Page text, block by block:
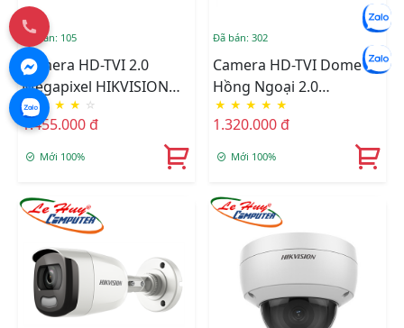
Đã bán: 105
Camera HD-TVI 2.0
Megapixel HIKVISION
DS-2CE12DFT-F
★ ★ ★ ★ ☆
1.455.000 đ
Mới 100%
Đã bán: 302
Camera HD-TVI Dome
Hồng Ngoại 2.0
Megapixel HIKVISION
DS-2CE72DFT-F
★ ★ ★ ★ ★
1.320.000 đ
Mới 100%